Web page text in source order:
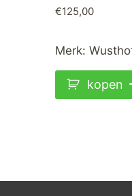
€125,00
Merk:
kopen